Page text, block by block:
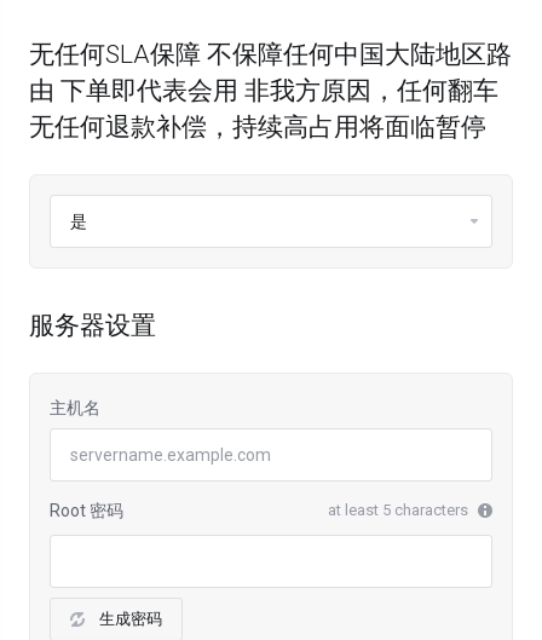
无任何SLA保障 不保障任何中国大陆地区路
由 下单即代表会用 非我方原因，任何翻车
无任何退款补偿，持续高占用将面临暂停
服务器设置
主机名
Root 密码 at least 5 characters
生成密码